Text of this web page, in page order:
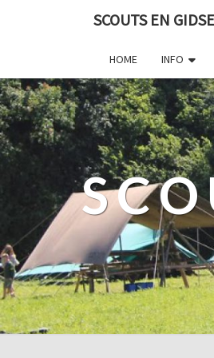
SCOUTS EN
HOME INFO